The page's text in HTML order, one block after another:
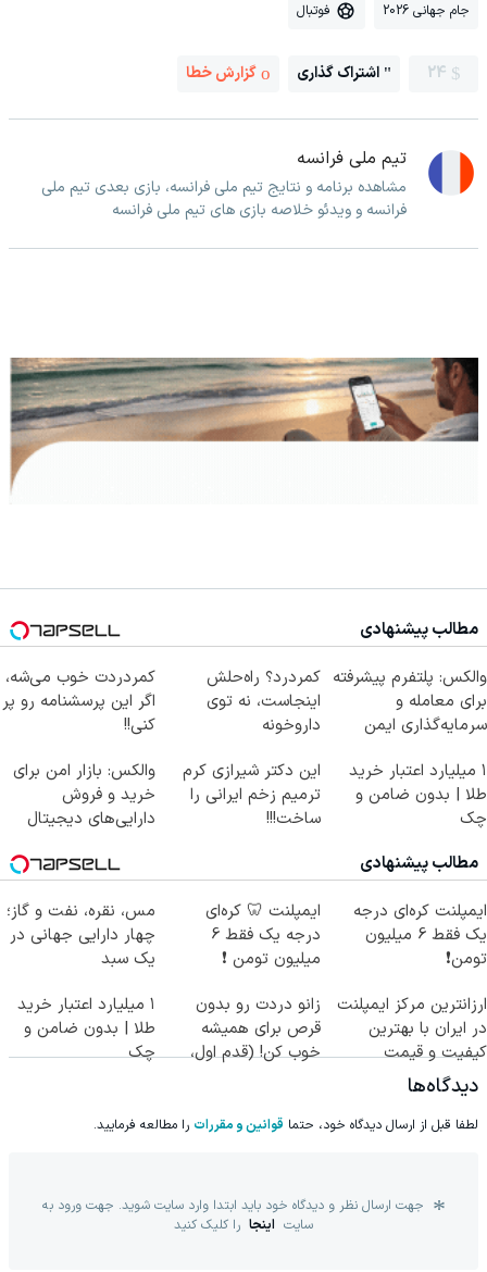
جام جهانی 2026 فوتبال
24 اشتراک گذاری گزارش خطا
تیم ملی فرانسه
مشاهده برنامه و نتایج تیم ملی فرانسه، بازی بعدی تیم ملی
فرانسه و ویدئو خلاصه بازی های تیم ملی فرانسه
مطالب پیشنهادی
والکس: پلتفرم پیشرفته
برای معامله و
سرمایه‌گذاری ایمن
کمردرد؟ راه‌حلش
اینجاست، نه توی
داروخونه
کمردردت خوب می‌شه،
اگر این پرسشنامه رو پر
کنی!!
۱ میلیارد اعتبار خرید
طلا | بدون ضامن و
چک
این دکتر شیرازی کرم
ترمیم زخم ایرانی را
ساخت!!!
والکس: بازار امن برای
خرید و فروش
دارایی‌های دیجیتال
مطالب پیشنهادی
ایمپلنت کره‌ای درجه
یک فقط 6 میلیون
تومن❗
ایمپلنت 🦷 کره‌ای
درجه یک فقط 6
میلیون تومن ❗
مس، نقره، نفت و گاز؛
چهار دارایی جهانی در
یک سبد
ارزانترین مرکز ایمپلنت
در ایران با بهترین
کیفیت و قیمت
زانو دردت رو بدون
قرص برای همیشه
خوب کن! (قدم اول،
۱ میلیارد اعتبار خرید
طلا | بدون ضامن و
چک
دیدگاه‌ها
لطفا قبل از ارسال دیدگاه خود، حتما قوانین و مقررات را مطالعه فرمایید.
جهت ارسال نظر و دیدگاه خود باید ابتدا وارد سایت شوید. جهت ورود به
سایت اینجا را کلیک کنید